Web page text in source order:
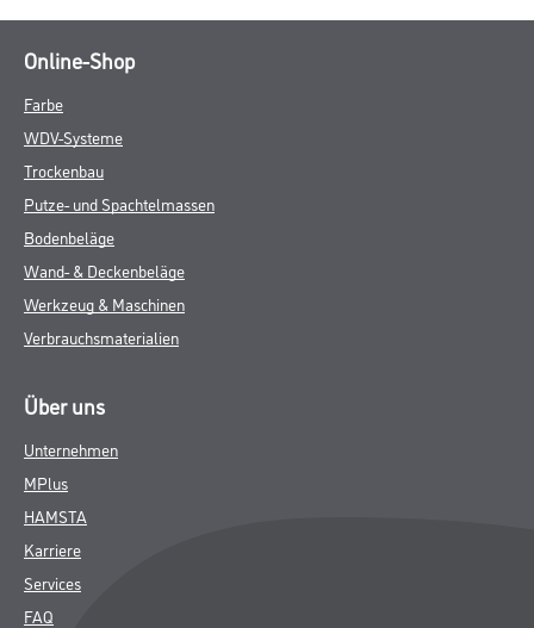
Online-Shop
Farbe
WDV-Systeme
Trockenbau
Putze- und Spachtelmassen
Bodenbeläge
Wand- & Deckenbeläge
Werkzeug & Maschinen
Verbrauchsmaterialien
Über uns
Unternehmen
MPlus
HAMSTA
Karriere
Services
FAQ